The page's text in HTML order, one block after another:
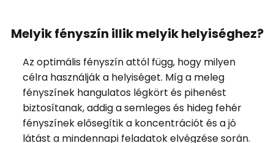
Melyik fényszín illik melyik helyiséghez?
Az optimális fényszín attól függ, hogy milyen
célra használják a helyiséget. Míg a meleg
fényszínek hangulatos légkört és pihenést
biztosítanak, addig a semleges és hideg fehér
fényszínek elősegítik a koncentrációt és a jó
látást a mindennapi feladatok elvégzése során.